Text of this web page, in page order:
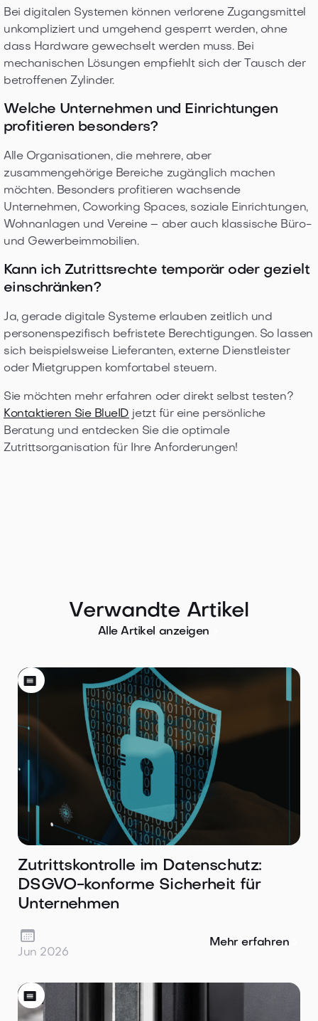
Bei digitalen Systemen können verlorene Zugangsmittel
unkompliziert und umgehend gesperrt werden, ohne
dass Hardware gewechselt werden muss. Bei
mechanischen Lösungen empfiehlt sich der Tausch der
betroffenen Zylinder.
Welche Unternehmen und Einrichtungen
profitieren besonders?
Alle Organisationen, die mehrere, aber
zusammengehörige Bereiche zugänglich machen
möchten. Besonders profitieren wachsende
Unternehmen, Coworking Spaces, soziale Einrichtungen,
Wohnanlagen und Vereine – aber auch klassische Büro-
und Gewerbeimmobilien.
Kann ich Zutrittsrechte temporär oder gezielt
einschränken?
Ja, gerade digitale Systeme erlauben zeitlich und
personenspezifisch befristete Berechtigungen. So lassen
sich beispielsweise Lieferanten, externe Dienstleister
oder Mietgruppen komfortabel steuern.
Sie möchten mehr erfahren oder direkt selbst testen?
Kontaktieren Sie BlueID jetzt für eine persönliche
Beratung und entdecken Sie die optimale
Zutrittsorganisation für Ihre Anforderungen!
Verwandte Artikel
Alle Artikel anzeigen

Zutrittskontrolle im Datenschutz:
DSGVO-konforme Sicherheit für
Unternehmen
Jun 2026
Mehr erfahren
